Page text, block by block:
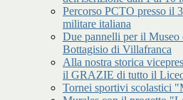
Percorso PCTO presso il
militare italiana
Due pannelli per il
Bottagisio di Villafranca
Alla nostra storica
il GRAZIE di tutto il
Tornei sportivi scolastici